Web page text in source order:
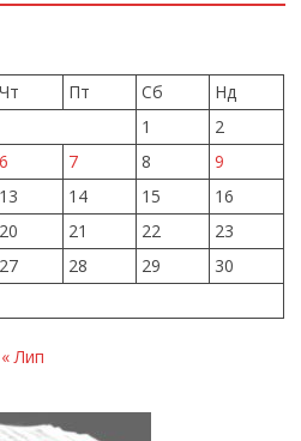
Чт Пт Сб
Нд
1
2
6 7 8
9
13 14 15
16
20 21 22
23
27 28 29
30
« Лип